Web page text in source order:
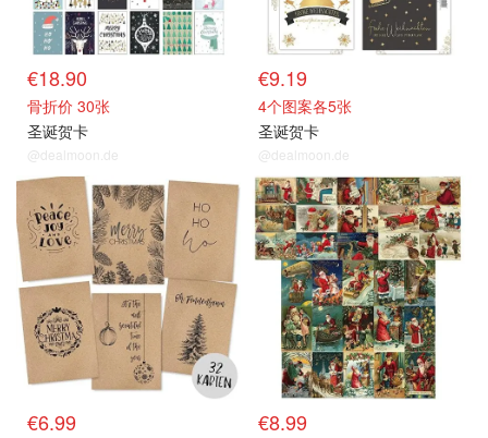
€18.90
骨折价 30张
圣诞贺卡
@dealmoon.de
€9.19
4个图案各5张
圣诞贺卡
@dealmoon.de
€6.99 €8.99